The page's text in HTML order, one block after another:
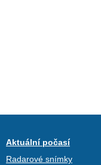
Aktuální počasí
Radarové snímky